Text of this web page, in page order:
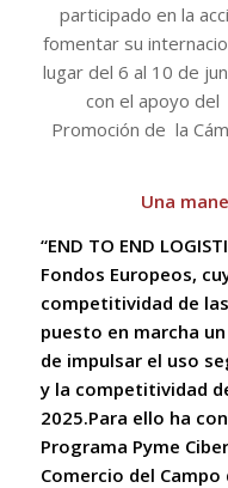
participado en la
fomentar su
lugar del 6 al 10 de
con el apoyo
Promoción de la
Una
“END TO END
Fondos Europeos,
competitividad de las
puesto en marcha
de impulsar el uso
y la competitividad
2025.Para ello ha
Programa Pyme
Comercio del